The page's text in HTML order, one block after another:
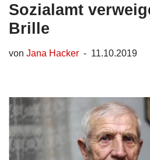
Sozialamt
Brille
von Jana Hacker 11.10.2019